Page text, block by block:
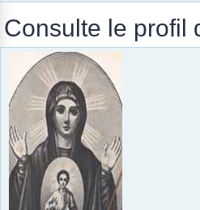
Consulte le profil